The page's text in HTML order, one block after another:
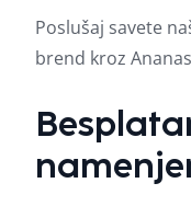
Poslušaj savete
brend kroz